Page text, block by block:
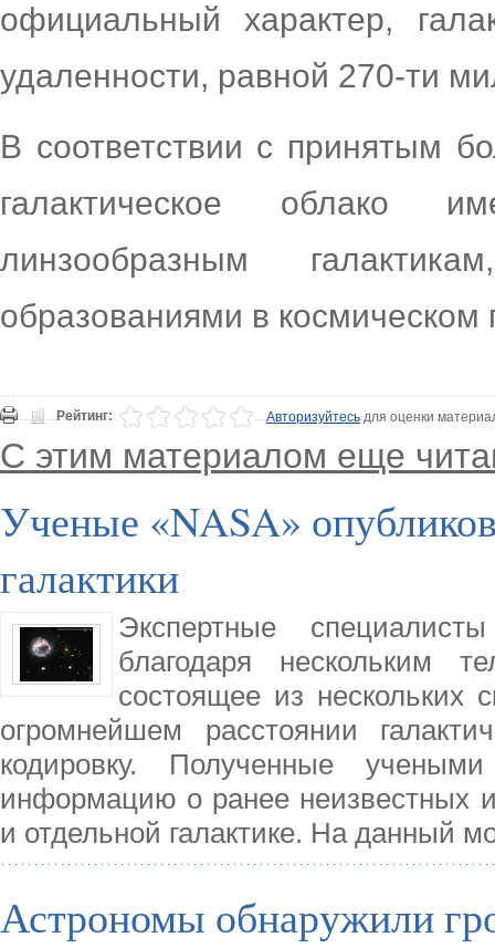
официальный характер,
удаленности, равной 270-ти
В соответствии с принятым
галактическое облако
линзообразным
образованиями в
Рейтинг: Авторизуйтесьдля оценки
С этим материалом еще
Ученые «NASA»
галактики
Экспертные
благодаря нескольким
состоящее из нескольких
огромнейшем расстоянии
кодировку. Полученные
информацию о ранее неизвестных
и отдельной галактике. На данный
Астрономы обнаружили